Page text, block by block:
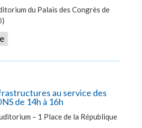
du Palais des Congrès de
au service des
de 14h à 16h
– 1 Place de la République